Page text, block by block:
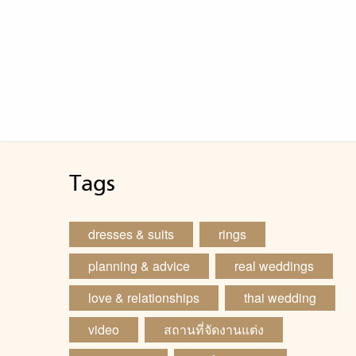
สิ่
Tags
dresses & suits
rings
planning & advice
real weddings
love & relationships
thai wedding
video
สถานที่จัดงานแต่ง